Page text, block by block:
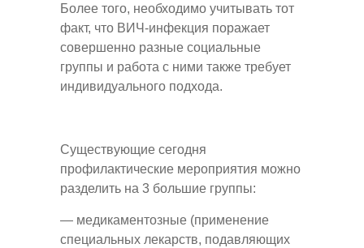
Более того, необходимо учитывать тот
факт, что ВИЧ-инфекция поражает
совершенно разные социальные
группы и работа с ними также требует
индивидуального подхода.
Существующие сегодня
профилактические мероприятия можно
разделить на 3 большие группы:
— медикаментозные (применение
специальных лекарств, подавляющих